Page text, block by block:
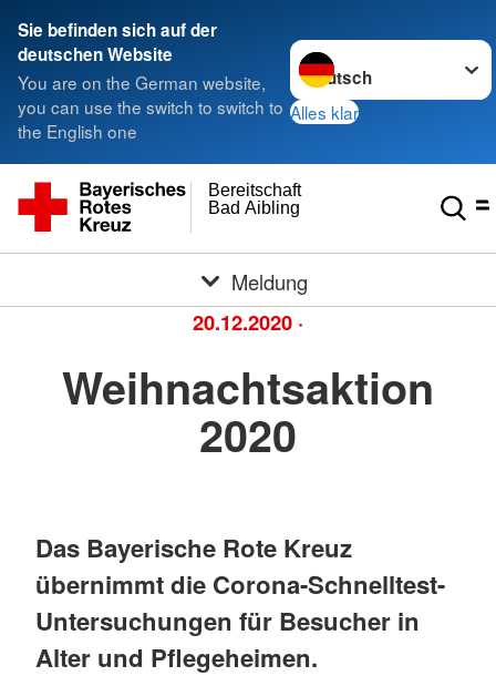
Sie befinden sich auf der
deutschen Website
You are on the German website,
you can use the switch to switch to
the English one
Sprache wechseln zu
Alles klar
Bad Aibling
Bereitschaft
Meldung
20.12.2020 ·
Weihnachtsaktion
2020
Das Bayerische Rote Kreuz
übernimmt die Corona-Schnelltest-
Untersuchungen für Besucher in
Alter und Pflegeheimen.